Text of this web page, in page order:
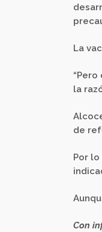
La
“Pero
la
de
Por
Con